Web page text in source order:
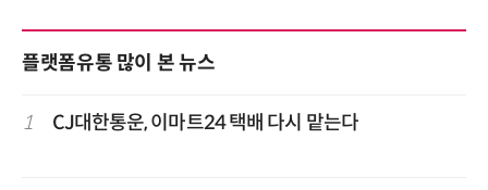
플랫폼유통 많이 본 뉴스
1 CJ대한통운, 이마트24 택배 다시 맡는다